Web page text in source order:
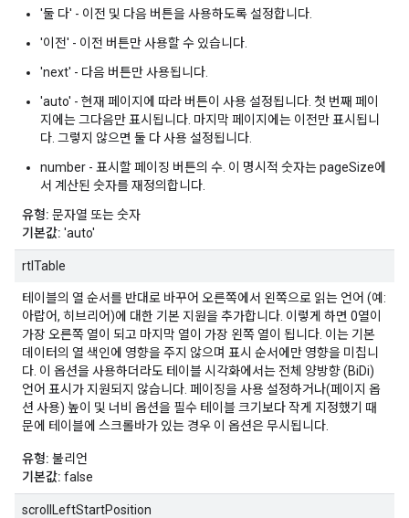
'둘 다' - 이전 및 다음 버튼을 사용하도록 설정합니다.
'이전' - 이전 버튼만 사용할 수 있습니다.
'next' - 다음 버튼만 사용됩니다.
'auto' - 현재 페이지에 따라 버튼이 사용 설정됩니다. 첫 번째 페이
지에는 그다음만 표시됩니다. 마지막 페이지에는 이전만 표시됩니
다. 그렇지 않으면 둘 다 사용 설정됩니다.
number - 표시할 페이징 버튼의 수. 이 명시적 숫자는 pageSize에
서 계산된 숫자를 재정의합니다.
유형: 문자열 또는 숫자
기본값: 'auto'
rtlTable
테이블의 열 순서를 반대로 바꾸어 오른쪽에서 왼쪽으로 읽는 언어 (예:
아랍어, 히브리어)에 대한 기본 지원을 추가합니다. 이렇게 하면 0열이
가장 오른쪽 열이 되고 마지막 열이 가장 왼쪽 열이 됩니다. 이는 기본
데이터의 열 색인에 영향을 주지 않으며 표시 순서에만 영향을 미칩니
다. 이 옵션을 사용하더라도 테이블 시각화에서는 전체 양방향 (BiDi)
언어 표시가 지원되지 않습니다. 페이징을 사용 설정하거나(페이지 옵
션 사용) 높이 및 너비 옵션을 필수 테이블 크기보다 작게 지정했기 때
문에 테이블에 스크롤바가 있는 경우 이 옵션은 무시됩니다.
유형: 불리언
기본값: false
scrollLeftStartPosition